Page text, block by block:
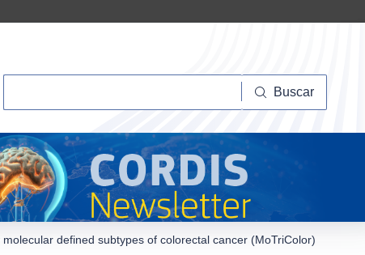
Buscar
defined subtypes of colorectal cancer (MoTriColor)